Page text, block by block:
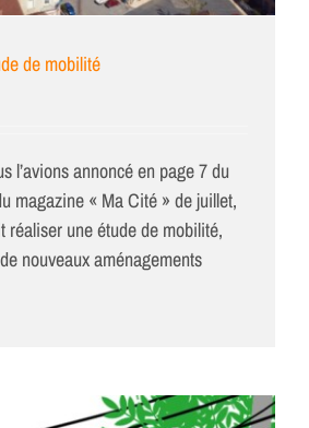
de mobilité
l’avions annoncé en page 7 du
magazine « Ma Cité » de juillet,
réaliser une étude de mobilité,
nouveaux aménagements